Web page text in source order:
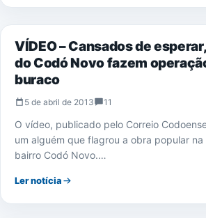
NOTÍCIAS
VÍDEO – Cansados de
do Codó Novo fazem
buraco
5 de abril de 2013 11
O vídeo, publicado pelo Correio
um alguém que flagrou a obra popular na
bairro Codó Novo.…
Ler notícia
SAÚDE